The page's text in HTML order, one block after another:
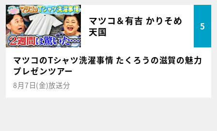
マツコ＆有吉 かりそめ
天国
5
マツコのTシャツ洗濯事情 たくろうの滋賀の魅力
プレゼンツアー
8月7日(金)放送分